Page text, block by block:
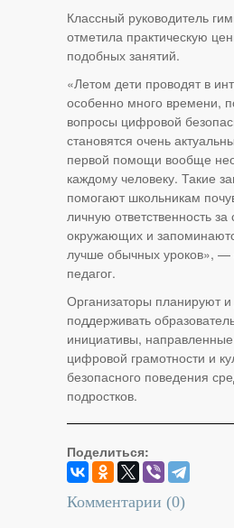
Классный руководитель
отметила практическую
подобных занятий.
«Летом дети проводят в
особенно много времени,
вопросы цифровой
становятся очень
первой помощи вообще
каждому человеку. Такие
помогают школьникам
личную ответственность за
окружающих и
лучше обычных уроков», —
педагог.
Организаторы планируют
поддерживать
инициативы,
цифровой грамотности и
безопасного поведения
подростков.
Поделиться:
Комментарии (0)